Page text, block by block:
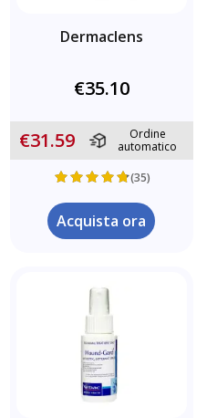
Dermaclens
€35.10
€31.59
Ordine
automatico
(35)
Acquista ora